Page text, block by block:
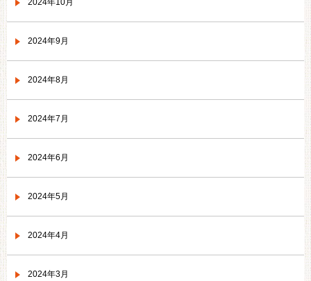
2024年10月
2024年9月
2024年8月
2024年7月
2024年6月
2024年5月
2024年4月
2024年3月